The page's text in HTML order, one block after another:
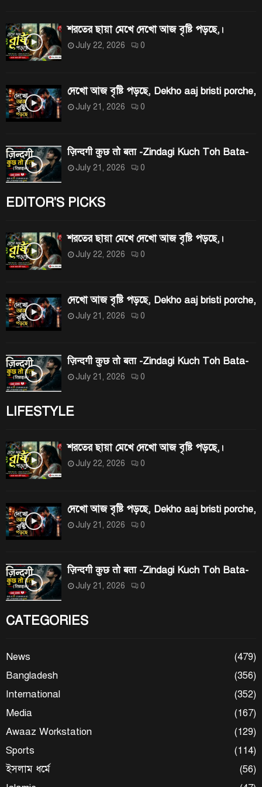
শরতের ছায়া মেখে দেখো আজ বৃষ্টি পড়ছে,।
July 22, 2026 0
দেখো আজ বৃষ্টি পড়ছে, Dekho aaj bristi porche,
July 21, 2026 0
ज़िन्दगी कुछ तो बता -Zindagi Kuch Toh Bata-
July 21, 2026 0
EDITOR'S PICKS
শরতের ছায়া মেখে দেখো আজ বৃষ্টি পড়ছে,।
July 22, 2026 0
দেখো আজ বৃষ্টি পড়ছে, Dekho aaj bristi porche,
July 21, 2026 0
ज़िन्दगी कुछ तो बता -Zindagi Kuch Toh Bata-
July 21, 2026 0
LIFESTYLE
শরতের ছায়া মেখে দেখো আজ বৃষ্টি পড়ছে,।
July 22, 2026 0
দেখো আজ বৃষ্টি পড়ছে, Dekho aaj bristi porche,
July 21, 2026 0
ज़िन्दगी कुछ तो बता -Zindagi Kuch Toh Bata-
July 21, 2026 0
CATEGORIES
News
(479)
Bangladesh
(356)
International
(352)
Media
(167)
Awaaz Workstation
(129)
Sports
(114)
ইসলাম ধর্মে
(56)